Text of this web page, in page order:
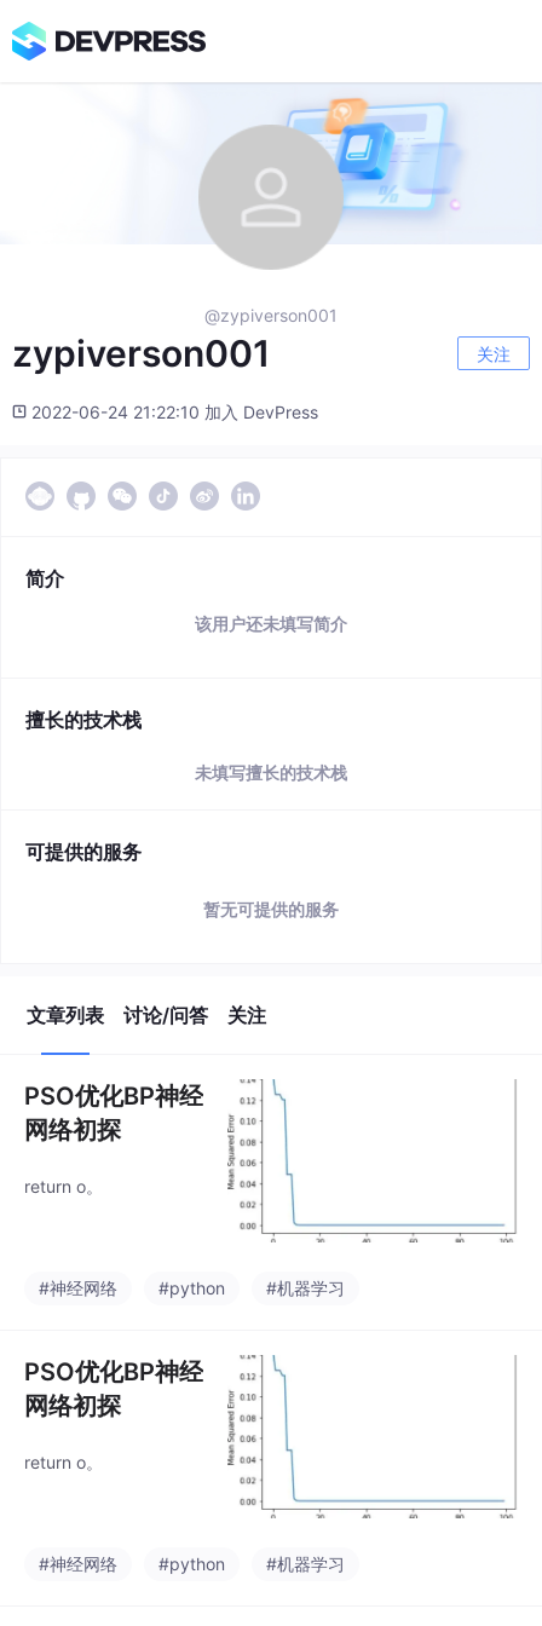
@zypiverson001
zypiverson001 关注
2022-06-24 21:22:10 加入 DevPress
简介
该用户还未填写简介
擅长的技术栈
未填写擅长的技术栈
可提供的服务
暂无可提供的服务
文章列表 讨论/问答 关注
PSO优化BP神经
网络初探
return o。
#神经网络 #python #机器学习
PSO优化BP神经
网络初探
return o。
#神经网络 #python #机器学习